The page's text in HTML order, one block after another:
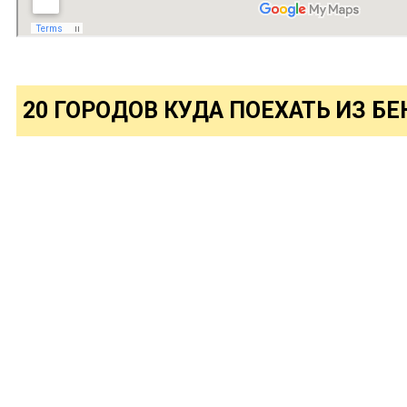
20 ГОРОДОВ КУДА ПОЕХАТЬ ИЗ